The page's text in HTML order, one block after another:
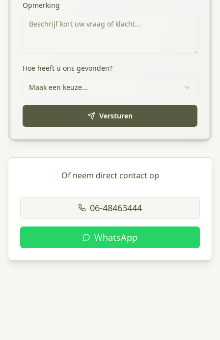
Opmerking
Hoe heeft u ons gevonden?
Maak een keuze...
Versturen
Of neem direct contact op
06-48463444
WhatsApp